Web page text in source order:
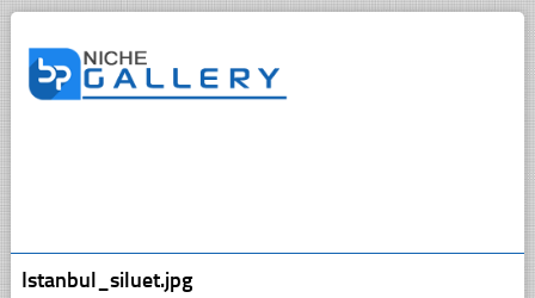
Istanbul_siluet.jpg